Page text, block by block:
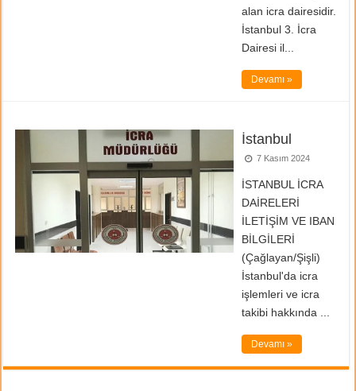
alan icra dairesidir.
İstanbul 3. İcra
Dairesi il...
Devamı »
İstanbul
7 Kasım 2024
İSTANBUL İCRA
DAİRELERİ
İLETİŞİM VE IBAN
BİLGİLERİ
(Çağlayan/Şişli)
İstanbul'da icra
işlemleri ve icra
takibi hakkında ...
Devamı »